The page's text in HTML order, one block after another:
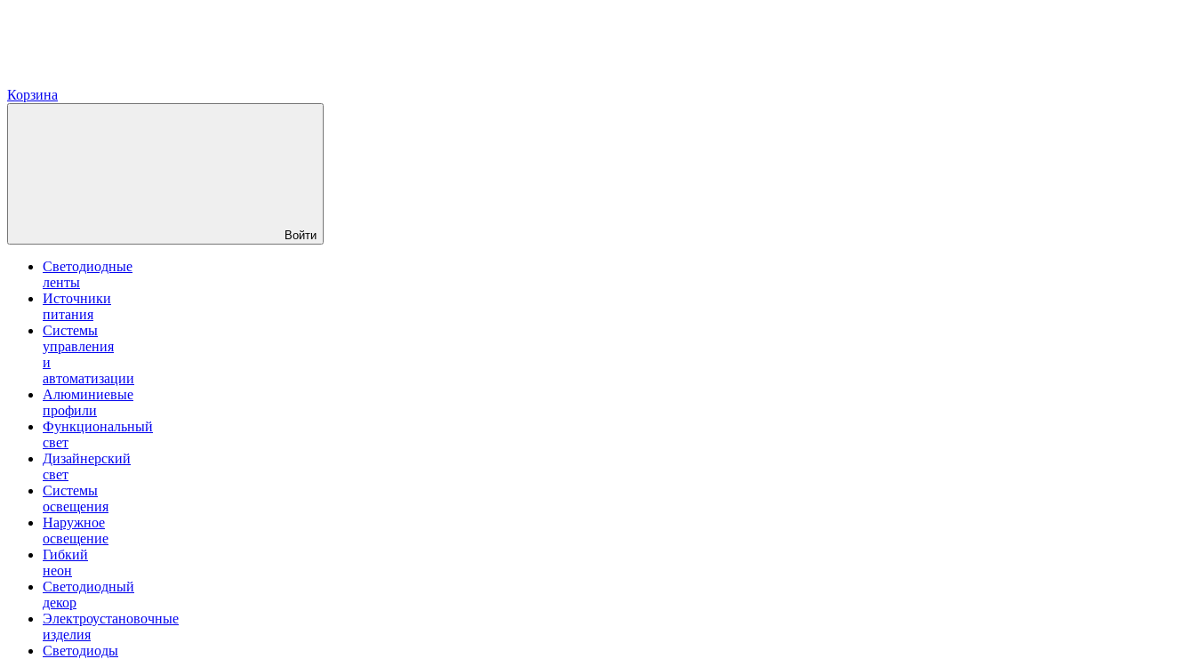
Корзина
Войти
Светодиодные
ленты
Источники
питания
Системы
управления
и
автоматизации
Алюминиевые
профили
Функциональный
свет
Дизайнерский
свет
Системы
освещения
Наружное
освещение
Гибкий
неон
Светодиодный
декор
Электроустановочные
изделия
Светодиоды